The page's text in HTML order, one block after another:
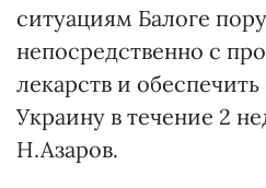
ситуациям Балоге
непосредственно с
лекарств и обеспечить
Украину в течение 2
Н.Азаров.